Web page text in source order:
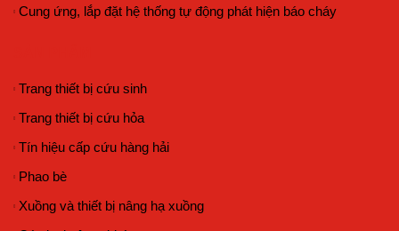
Cung ứng, lắp đặt hệ thống tự động phát hiện báo cháy
Trang thiết bị cứu sinh
Trang thiết bị cứu hỏa
Tín hiệu cấp cứu hàng hải
Phao bè
Xuồng và thiết bị nâng hạ xuồng